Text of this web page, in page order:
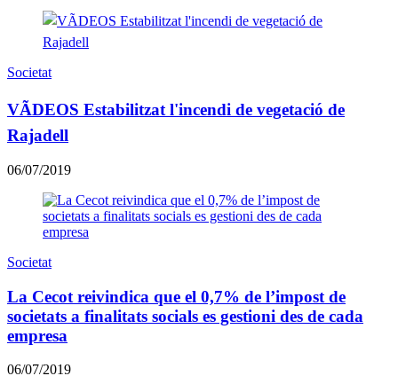
Societat
VÃDEOS Estabilitzat l'incendi de vegetació de
Rajadell
06/07/2019
Societat
La Cecot reivindica que el 0,7% de l’impost de
societats a finalitats socials es gestioni des de cada
empresa
06/07/2019